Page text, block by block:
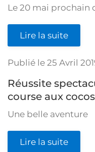
Le 20 mai prochain
Lire la suite
Publié le 25 Avril
Réussite
course aux cocos
Une belle aventure
Lire la suite